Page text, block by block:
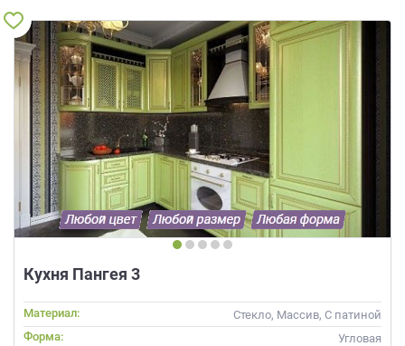
Кухня Пангея 3
Материал:
Стекло, Массив, С патиной
Форма:
Угловая